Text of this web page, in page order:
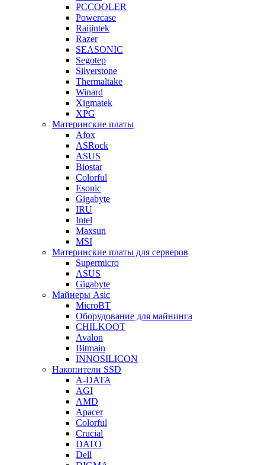
PCCOOLER
Powercase
Raijintek
Razer
SEASONIC
Segotep
Silverstone
Thermaltake
Winard
Xigmatek
XPG
Материнские платы
Afox
ASRock
ASUS
Biostar
Colorful
Esonic
Gigabyte
IRU
Intel
Maxsun
MSI
Материнские платы для серверов
Supermicro
ASUS
Gigabyte
Майнеры Asic
MicroBT
Оборудование для майнинга
CHILKOOT
Avalon
Bitmain
INNOSILICON
Накопители SSD
A-DATA
AGI
AMD
Apacer
Colorful
Crucial
DATO
Dell